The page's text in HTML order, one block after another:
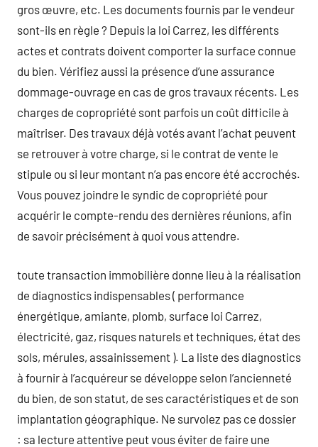
gros œuvre, etc. Les documents fournis par le vendeur
sont-ils en règle ? Depuis la loi Carrez, les différents
actes et contrats doivent comporter la surface connue
du bien. Vérifiez aussi la présence d’une assurance
dommage-ouvrage en cas de gros travaux récents. Les
charges de copropriété sont parfois un coût difficile à
maîtriser. Des travaux déjà votés avant l’achat peuvent
se retrouver à votre charge, si le contrat de vente le
stipule ou si leur montant n’a pas encore été accrochés.
Vous pouvez joindre le syndic de copropriété pour
acquérir le compte-rendu des dernières réunions, afin
de savoir précisément à quoi vous attendre.
toute transaction immobilière donne lieu à la réalisation
de diagnostics indispensables ( performance
énergétique, amiante, plomb, surface loi Carrez,
électricité, gaz, risques naturels et techniques, état des
sols, mérules, assainissement ). La liste des diagnostics
à fournir à l’acquéreur se développe selon l’ancienneté
du bien, de son statut, de ses caractéristiques et de son
implantation géographique. Ne survolez pas ce dossier
: sa lecture attentive peut vous éviter de faire une